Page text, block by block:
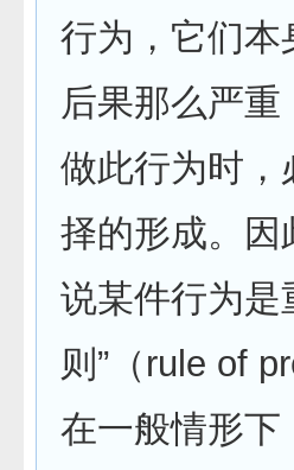
行为，它们本
后果那么严
做此行为时，
择的形成。因
说某件行为是
则”（rule of
在一般情形下